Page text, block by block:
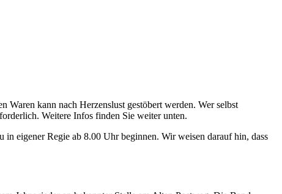
Waren kann nach Herzenslust gestöbert werden. Wer selbst
Weitere Infos finden Sie weiter unten.
eigener Regie ab 8.00 Uhr beginnen. Wir weisen darauf hin, dass